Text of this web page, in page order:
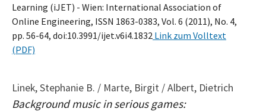
Learning (iJET) - Wien: International Association of
Online Engineering, ISSN 1863-0383, Vol. 6 (2011), No. 4,
pp. 56-64, doi:10.3991/ijet.v6i4.1832 Link zum Volltext
(PDF)
Linek, Stephanie B. / Marte, Birgit / Albert, Dietrich
Background music in serious games: